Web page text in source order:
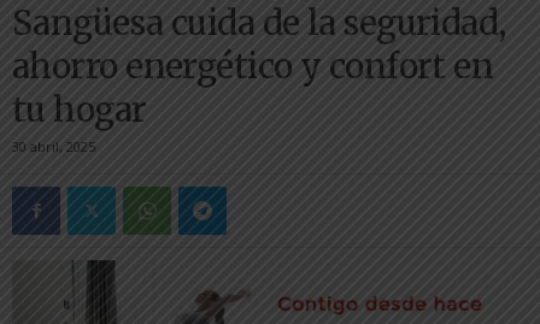
Sangüesa cuida de la seguridad,
ahorro energético y confort en
tu hogar
30 abril, 2025